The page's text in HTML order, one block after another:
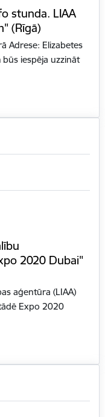
stunda. LIAA
(Rīgā)
Adrese: Elizabetes
iespēja uzzināt
2020 Dubai"
aģentūra (LIAA)
Expo 2020